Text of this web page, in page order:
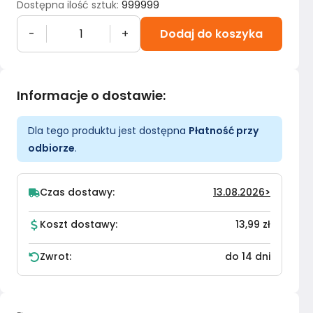
Dostępna ilość sztuk: 999999
- + Dodaj do koszyka
Informacje o dostawie:
Dla tego produktu jest dostępna Płatność przy
odbiorze.
Czas dostawy: 13.08.2026>
Koszt dostawy: 13,99 zł
Zwrot: do 14 dni